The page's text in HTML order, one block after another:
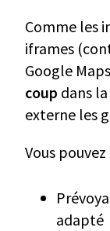
Comme les
iframes
Google
coup dans
externe les
Vous
adapté